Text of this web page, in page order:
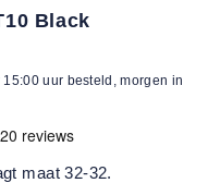
Black
uur besteld, morgen in
maat 32-32.